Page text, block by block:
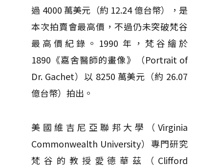
過 4000 萬美元（約 12.24 億台幣），是
本次拍賣會最高價，不過仍未突破梵谷
最高價紀錄。1990 年，梵谷繪於
1890《嘉舍醫師的畫像》（Portrait of
Dr. Gachet）以 8250 萬美元（約 26.07
億台幣）拍出。
美國維吉尼亞聯邦大學（Virginia
Commonwealth University）專門研究
梵谷的教授愛德華茲（Clifford